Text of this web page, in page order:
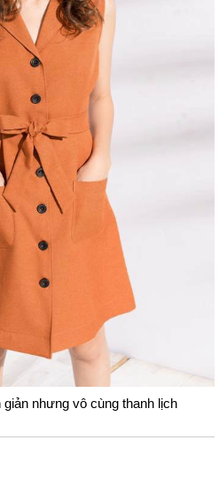
nhưng vô cùng thanh lịch